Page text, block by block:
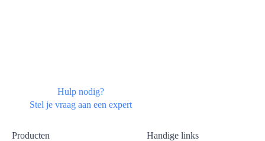
Hulp nodig?
Stel je vraag aan een expert
Producten Handige links